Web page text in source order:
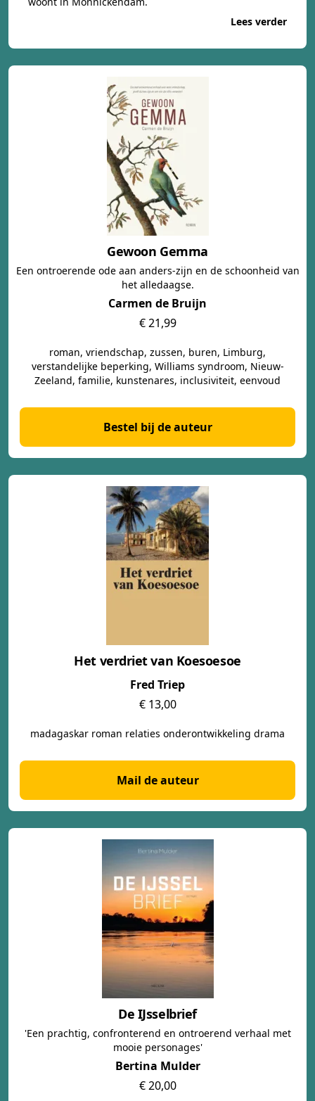
Lees verder
Gewoon Gemma
Een ontroerende ode aan anders-zijn en de schoonheid van
het alledaagse.
Carmen de Bruijn
€ 21,99
roman, vriendschap, zussen, buren, Limburg,
verstandelijke beperking, Williams syndroom, Nieuw-
Zeeland, familie, kunstenares, inclusiviteit, eenvoud
Bestel bij de auteur
Het verdriet van Koesoesoe
Fred Triep
€ 13,00
madagaskar roman relaties onderontwikkeling drama
Mail de auteur
De IJsselbrief
'Een prachtig, confronterend en ontroerend verhaal met
mooie personages'
Bertina Mulder
€ 20,00